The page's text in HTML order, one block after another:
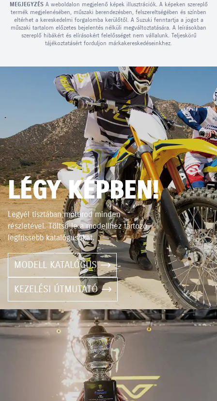
MEGJEGYZÉSA weboldalon megjelenő képek illusztrációk. A képeken szereplő
termék megjelenésében, műszaki berendezésben, felszereltségében és színben
eltérhet a kereskedelmi forgalomba kerülőtől. A Suzuki fenntartja a jogot a
műszaki tartalom előzetes bejelentés nélküli megváltoztatására. A leírásokban
szereplő hibákért és elírásokért felelősséget nem vállalunk. Teljeskörű
tájékoztatásért forduljon márkakereskedéseinkhez.
LÉGY KÉPBEN!
Legyél tisztában motorod minden
részletével. Töltsd le a modellhez tartozó
legfrissebb katalógusokat.
MODELL KATALÓGUS
KEZELÉSI ÚTMUTATÓ